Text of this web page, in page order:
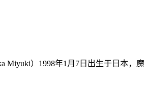
Miyuki）1998年1月7日出生于日本，